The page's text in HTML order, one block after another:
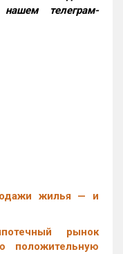
телеграм-
жилья — и
рынок
положительную